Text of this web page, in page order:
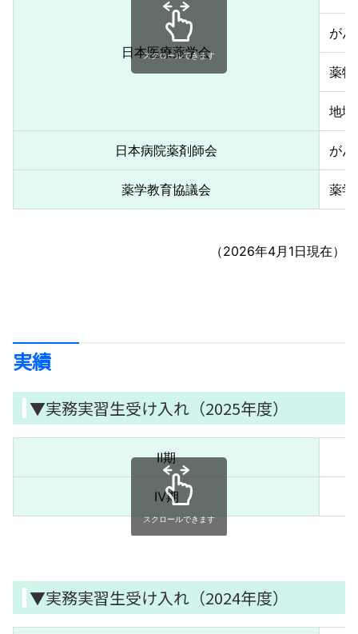
日本医療薬学会
が
薬物
地域
日本病院薬剤師会 が
薬学教育協議会 薬学
スクロールできます
（2026年4月1日現在）
実績
▼実務実習生受け入れ（2025年度）
Ⅱ期
Ⅳ期
スクロールできます
▼実務実習生受け入れ（2024年度）